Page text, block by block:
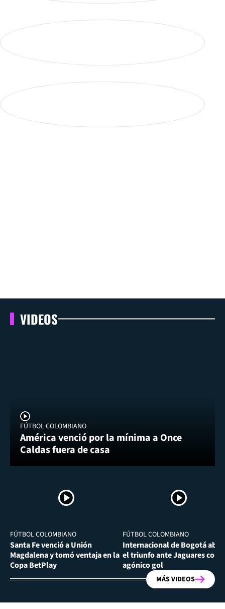
VIDEOS
FÚTBOL COLOMBIANO
América venció por la mínima a Once
Caldas fuera de casa
FÚTBOL COLOMBIANO
Santa Fe venció a Unión
Magdalena y tomó ventaja en la
Copa BetPlay
FÚTBOL COLOMBIANO
Internacional de Bogotá
el triunfo ante Jaguares con
agónico gol
MÁS VIDEOS